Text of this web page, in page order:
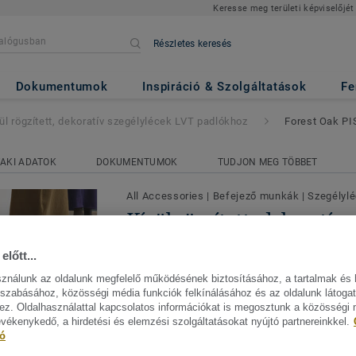
Keresse meg területi képviselőjét
Részletes keresés
Dokumentumok Inspiráció & Szolgáltatások
szegélylécek LVT
rögzített, dekoratív szegélylécek LVT padlókhoz Forest Oak
ADATOK DOKUMENTUMOK TUDJON MEG TÖBBET
All Accessories | Befejező munkák |
Kívül rögzített, dekoratív
LVT padlókhoz - Forest
SHELL
Az LVT padlókhoz való, kívül rögzített,
szegélylécek, dekoratív bevonattal és
előtt...
az oldalunk megfelelő működésének biztosításához, a tartalmak és
közösségi média funkciók felkínálásához és az oldalunk
Oldalhasználattal kapcsolatos információkat is megosztunk a közösségi
a hirdetési és elemzési szolgáltatásokat nyújtó partnereinkkel.